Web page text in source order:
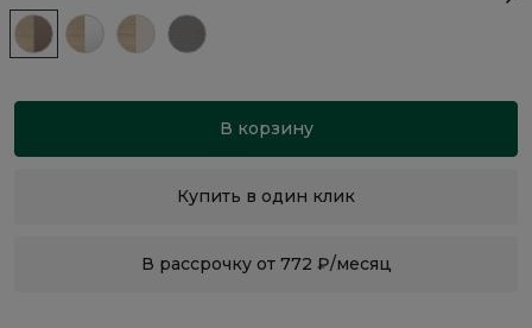
В корзину
Купить в один клик
В рассрочку от 772 ₽/месяц